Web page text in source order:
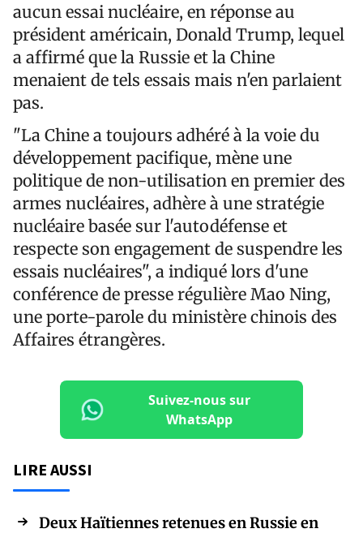
aucun essai nucléaire, en réponse au
président américain, Donald Trump, lequel
a affirmé que la Russie et la Chine
menaient de tels essais mais n'en parlaient
pas.
"La Chine a toujours adhéré à la voie du
développement pacifique, mène une
politique de non-utilisation en premier des
armes nucléaires, adhère à une stratégie
nucléaire basée sur l'autodéfense et
respecte son engagement de suspendre les
essais nucléaires", a indiqué lors d'une
conférence de presse régulière Mao Ning,
une porte-parole du ministère chinois des
Affaires étrangères.
Suivez-nous sur
WhatsApp
LIRE AUSSI
Deux Haïtiennes retenues en Russie en